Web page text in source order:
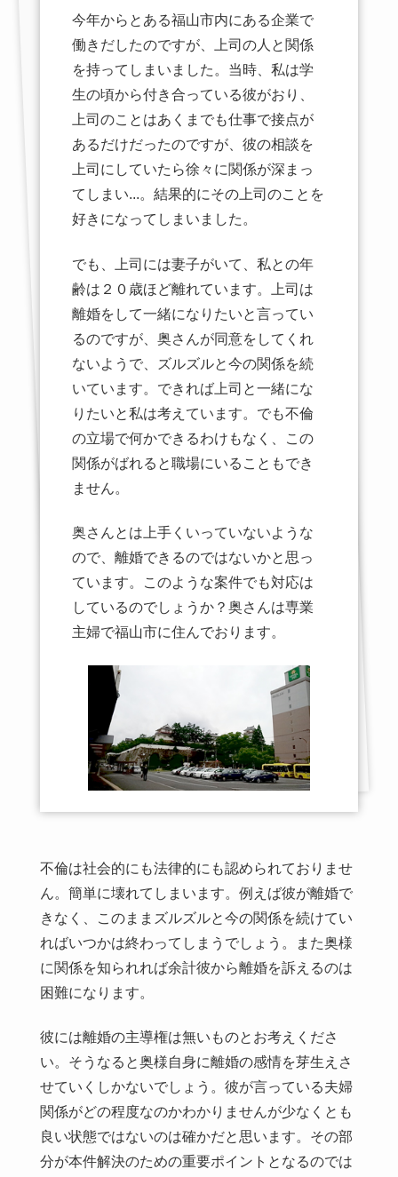
今年からとある福山市内にある企業で
働きだしたのですが、上司の人と関係
を持ってしまいました。当時、私は学
生の頃から付き合っている彼がおり、
上司のことはあくまでも仕事で接点が
あるだけだったのですが、彼の相談を
上司にしていたら徐々に関係が深まっ
てしまい...。結果的にその上司のことを
好きになってしまいました。
でも、上司には妻子がいて、私との年
齢は２０歳ほど離れています。上司は
離婚をして一緒になりたいと言ってい
るのですが、奥さんが同意をしてくれ
ないようで、ズルズルと今の関係を続
いています。できれば上司と一緒にな
りたいと私は考えています。でも不倫
の立場で何かできるわけもなく、この
関係がばれると職場にいることもでき
ません。
奥さんとは上手くいっていないような
ので、離婚できるのではないかと思っ
ています。このような案件でも対応は
しているのでしょうか？奥さんは専業
主婦で福山市に住んでおります。
不倫は社会的にも法律的にも認められておりませ
ん。簡単に壊れてしまいます。例えば彼が離婚で
きなく、このままズルズルと今の関係を続けてい
ればいつかは終わってしまうでしょう。また奥様
に関係を知られれば余計彼から離婚を訴えるのは
困難になります。
彼には離婚の主導権は無いものとお考えくださ
い。そうなると奥様自身に離婚の感情を芽生えさ
せていくしかないでしょう。彼が言っている夫婦
関係がどの程度なのかわかりませんが少なくとも
良い状態ではないのは確かだと思います。その部
分が本件解決のための重要ポイントとなるのでは